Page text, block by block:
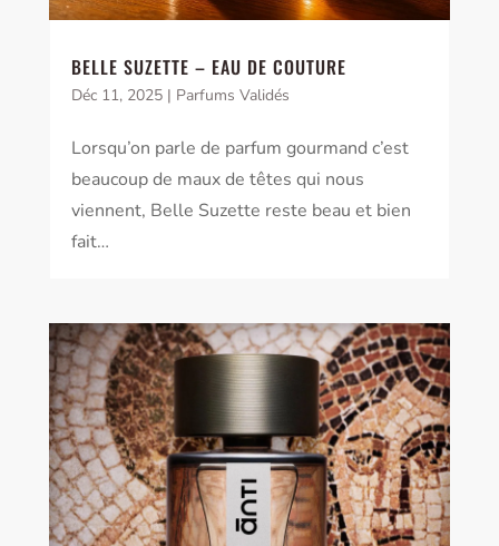
BELLE SUZETTE – EAU DE COUTURE
Déc 11, 2025| Parfums Validés
Lorsqu’on parle de parfum gourmand c’est
beaucoup de maux de têtes qui nous
viennent, Belle Suzette reste beau et bien
fait…